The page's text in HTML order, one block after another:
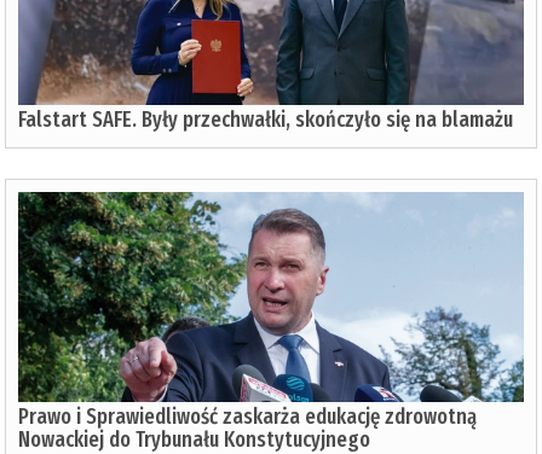
Falstart SAFE. Były przechwałki, skończyło się na blamażu
Prawo i Sprawiedliwość zaskarża edukację zdrowotną
Nowackiej do Trybunału Konstytucyjnego